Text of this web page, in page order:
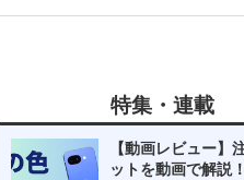
特集・連載
【動画レビュー】
ットを動画で解説